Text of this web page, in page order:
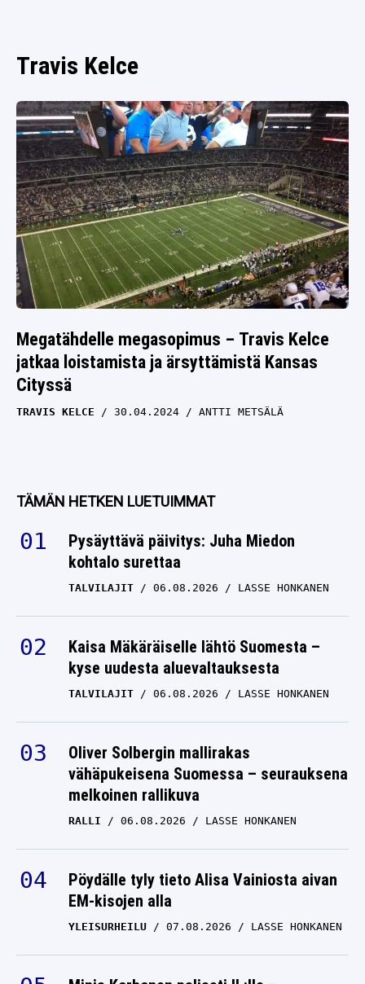
Travis Kelce
Megatähdelle megasopimus – Travis Kelce
jatkaa loistamista ja ärsyttämistä Kansas
Cityssä
TRAVIS KELCE 30.04.2024 ANTTI METSÄLÄ
TÄMÄN HETKEN LUETUIMMAT
Pysäyttävä päivitys: Juha Miedon
kohtalo surettaa
TALVILAJIT 06.08.2026 LASSE HONKANEN
Kaisa Mäkäräiselle lähtö Suomesta –
kyse uudesta aluevaltauksesta
TALVILAJIT 06.08.2026 LASSE HONKANEN
Oliver Solbergin mallirakas
vähäpukeisena Suomessa – seurauksena
melkoinen rallikuva
RALLI 06.08.2026 LASSE HONKANEN
Pöydälle tyly tieto Alisa Vainiosta aivan
EM-kisojen alla
YLEISURHEILU 07.08.2026 LASSE HONKANEN